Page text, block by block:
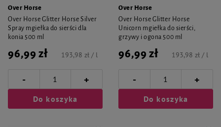
Over Horse
Over Horse Glitter Horse Silver
Spray mgiełka do sierści dla
konia 500 ml
96,99 zł 193,98 zł / l
- +
Do koszyka
Over Horse
Over Horse Glitter Horse
Unicorn mgiełka do sierści,
grzywy i ogona 500 ml
96,99 zł 193,98 zł / l
- +
Do koszyka